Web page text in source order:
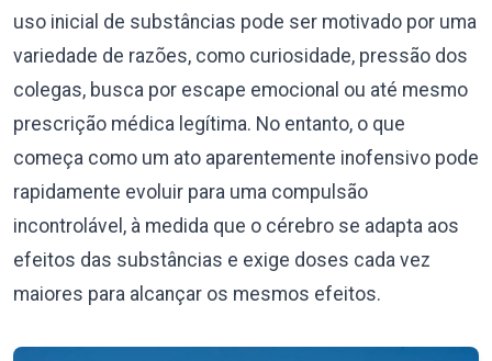
uso inicial de substâncias pode ser motivado por uma
variedade de razões, como curiosidade, pressão dos
colegas, busca por escape emocional ou até mesmo
prescrição médica legítima. No entanto, o que
começa como um ato aparentemente inofensivo pode
rapidamente evoluir para uma compulsão
incontrolável, à medida que o cérebro se adapta aos
efeitos das substâncias e exige doses cada vez
maiores para alcançar os mesmos efeitos.